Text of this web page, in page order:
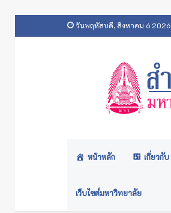
วันพฤหัสบดี, สิงหาคม 6 2026
หน้าหลัก เกี่ยวกับ
เว็บไซต์มหาวิทยาลัย